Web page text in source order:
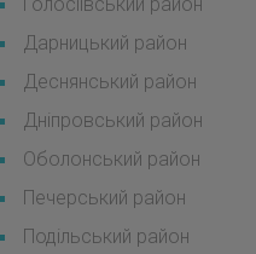
Дарницький район
Деснянський район
Дніпровський район
Оболонський район
Печерський район
Подільський район